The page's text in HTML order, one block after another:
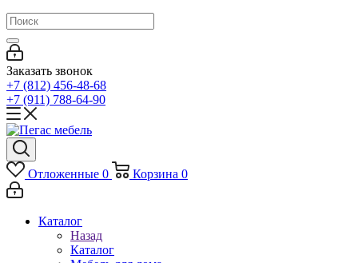
Заказать звонок
+7 (812) 456-48-68
+7 (911) 788-64-90
Отложенные 0 Корзина 0
Каталог
Назад
Каталог